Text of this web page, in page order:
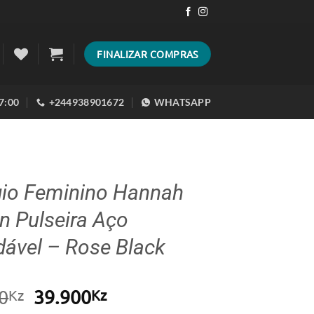
FINALIZAR COMPRAS
+244938901672 WHATSAPP
Feminino Hannah
Pulseira Aço
– Rose Black
Kz O
39.900KzO